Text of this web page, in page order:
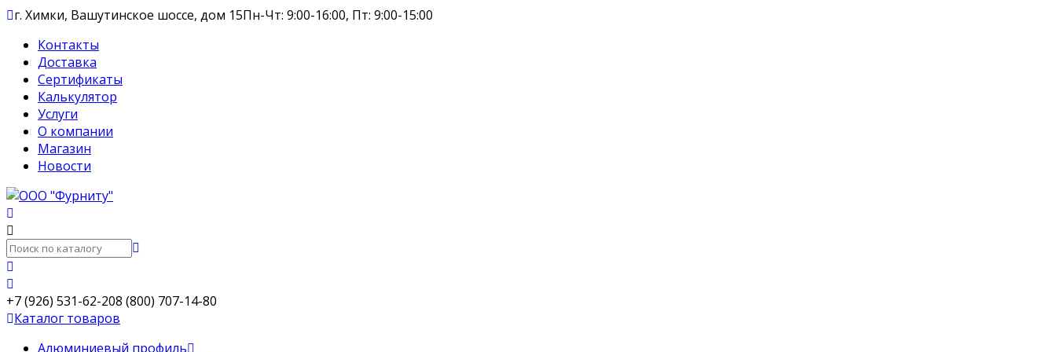
г. Химки, Вашутинское шоссе, дом 15Пн-Чт: 9:00-16:00, Пт: 9:00-15:00
Контакты
Доставка
Сертификаты
Калькулятор
Услуги
О компании
Магазин
Новости
+7 (926) 531-62-208 (800) 707-14-80
Каталог товаров
Алюминиевый профиль